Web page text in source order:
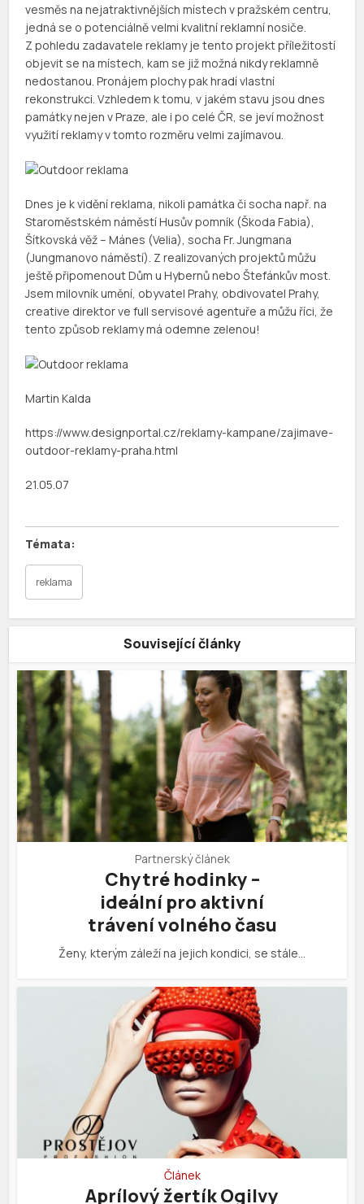
vesměs na nejatraktivnějších místech v pražském centru,
jedná se o potenciálně velmi kvalitní reklamní nosiče.
Z pohledu zadavatele reklamy je tento projekt příležitostí
objevit se na místech, kam se již možná nikdy reklamně
nedostanou. Pronájem plochy pak hradí vlastní
rekonstrukci. Vzhledem k tomu, v jakém stavu jsou dnes
památky nejen v Praze, ale i po celé ČR, se jeví možnost
využití reklamy v tomto rozměru velmi zajímavou.
Dnes je k vidění reklama, nikoli památka či socha např. na
Staroměstském náměstí Husův pomník (Škoda Fabia),
Šítkovská věž – Mánes (Velia), socha Fr. Jungmana
(Jungmanovo náměstí). Z realizovaných projektů můžu
ještě připomenout Dům u Hybernů nebo Štefánkův most.
Jsem milovník umění, obyvatel Prahy, obdivovatel Prahy,
creative direktor ve full servisové agentuře a můžu říci, že
tento způsob reklamy má odemne zelenou!
Martin Kalda
https://www.designportal.cz/reklamy-kampane/zajimave-
outdoor-reklamy-praha.html
21.05.07
reklama
Související články
Partnerský článek
Chytré hodinky –
ideální pro aktivní
trávení volného času
Ženy, kterým záleží na jejich kondici, se stále…
Článek
Aprílový žertík Ogilvy